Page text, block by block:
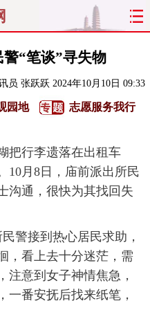
太原 山西
文明 出行
政务 教育
最太原 网罗民生
“笔谈”寻失物
员 张跃跃 2024年10月10日 09:33
园地
志愿服务我行
行李遗落在出租车
10月8日，庙前派出所民
沟通，很快为其找回失
接到热心居民求助，
，看上去十分迷茫，需
注意到女子神情焦急，
一番安抚后找来纸笔，